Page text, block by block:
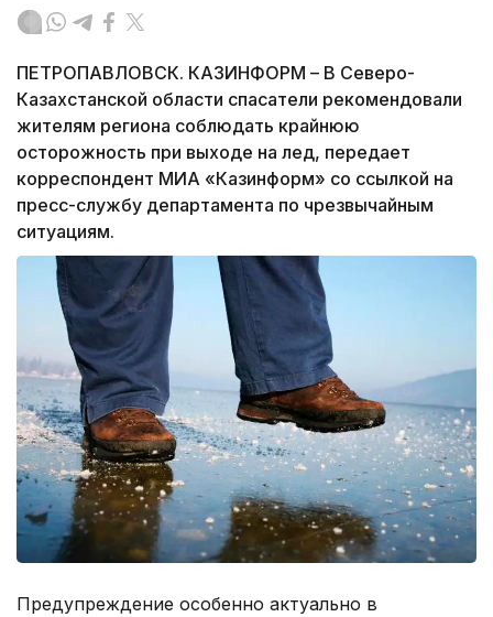
ПЕТРОПАВЛОВСК. КАЗИНФОРМ – В Северо-
Казахстанской области спасатели рекомендовали
жителям региона соблюдать крайнюю
осторожность при выходе на лед, передает
корреспондент МИА «Казинформ» со ссылкой на
пресс-службу департамента по чрезвычайным
ситуациям.
Предупреждение особенно актуально в